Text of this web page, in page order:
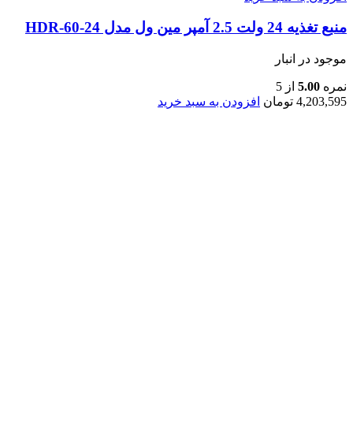
منبع تغذیه 24 ولت 2.5 آمپر مین ول مدل HDR-60-24
موجود در انبار
نمره 5.00 از 5
4,203,595 تومان افزودن به سبد خرید